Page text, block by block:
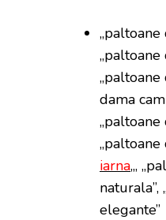
„paltoane
„paltoane
dama
„paltoane
„paltoane
iarna„,
elegante”